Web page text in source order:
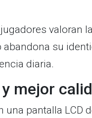
valoran
su
diaria.
mejor
pantalla LCD